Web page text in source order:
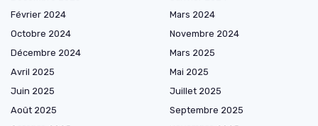
Février 2024
Mars 2024
Octobre 2024
Novembre 2024
Décembre 2024
Mars 2025
Avril 2025
Mai 2025
Juin 2025
Juillet 2025
Août 2025
Septembre 2025